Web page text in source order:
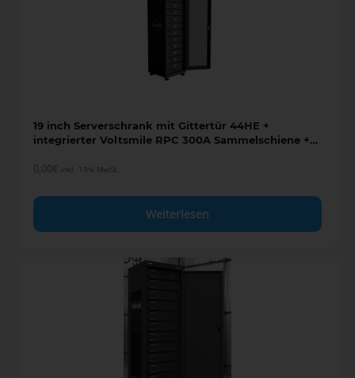
19 inch Serverschrank mit Gittertür 44HE +
integrierter Voltsmile RPC 300A Sammelschiene +
0,00€ inkl. 19% MwSt.
Weiterlesen